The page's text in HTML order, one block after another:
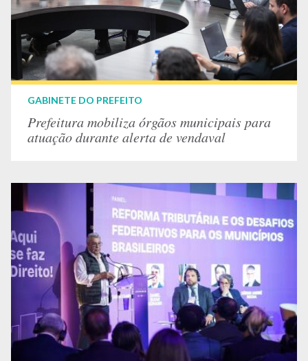
GABINETE DO PREFEITO
Prefeitura mobiliza órgãos municipais para
atuação durante alerta de vendaval